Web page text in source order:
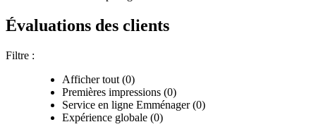
Évaluations des clients
Filtre :
Afficher tout (0)
Premières impressions (0)
Service en ligne Emménager (0)
Expérience globale (0)